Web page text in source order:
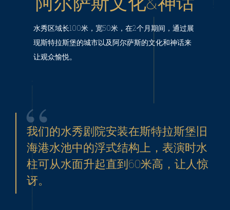
水秀区域长100米，宽50米，在2个月期间，通过展
现斯特拉斯堡的城市以及阿尔萨斯的文化和神话来
让观众愉悦。
我们的水秀剧院安装在斯特拉斯堡旧
海港水池中的浮式结构上，表演时水
柱可从水面升起直到60米高，让人惊
讶。